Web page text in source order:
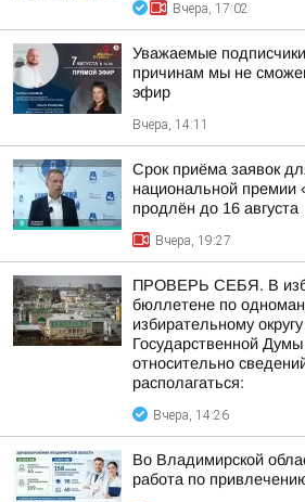
Вчера, 17:02
Уважаемые
причинам мы не
эфир
Вчера, 14:11
Срок приёма заявок
национальной премии
продлён до 16 августа
Вчера, 19:27
ПРОВЕРЬ СЕБЯ. В
бюллетене по
избирательному
Государственной
относительно
располагаться:
Вчера, 14:26
Во Владимирской
работа по